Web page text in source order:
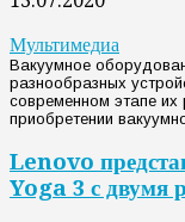
Мультимедиа
Вакуумное
разнообразных
современном этапе их
приобретении
Lenovo
Yoga 3 с двумя